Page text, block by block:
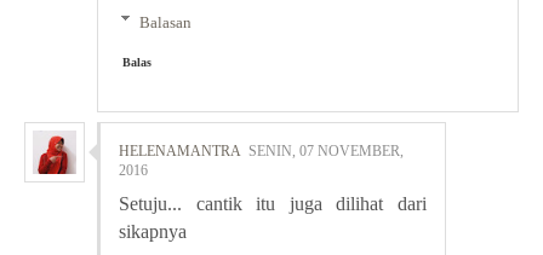
Balasan
Balas
HELENAMANTRA SENIN, 07 NOVEMBER,
2016
Setuju... cantik itu juga dilihat dari
sikapnya